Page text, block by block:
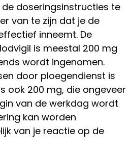
doseringsinstructies te
van te zijn dat je de
inneemt. De
is meestal 200 mg
wordt ingenomen.
door ploegendienst is
ook 200 mg, die ongeveer
van de werkdag wordt
kan worden
van je reactie op de